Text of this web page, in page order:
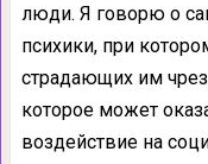
люди. Я говорю о
психики, при
страдающих им
которое может
воздействие на